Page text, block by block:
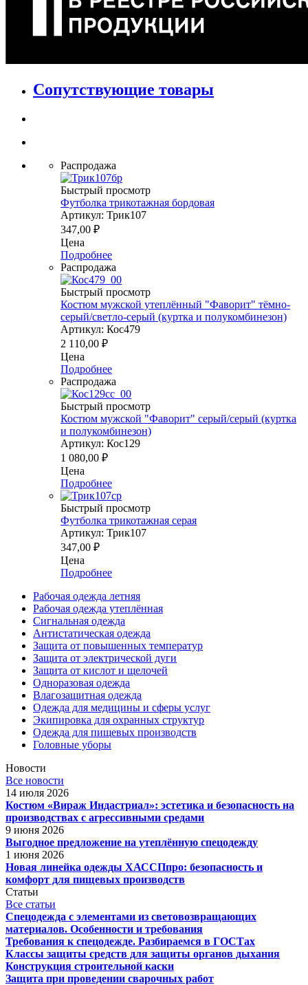
Сопутствующие товары
Распродажа
Быстрый просмотр
Футболка трикотажная бордовая
Артикул: Трик107
347,00 ₽
Цена
Подробнее
Распродажа
Быстрый просмотр
Костюм мужской утеплённый "Фаворит" тёмно-
серый/светло-серый (куртка и полукомбинезон)
Артикул: Кос479
2 110,00 ₽
Цена
Подробнее
Распродажа
Быстрый просмотр
Костюм мужской "Фаворит" серый/серый (куртка
и полукомбинезон)
Артикул: Кос129
1 080,00 ₽
Цена
Подробнее
Быстрый просмотр
Футболка трикотажная серая
Артикул: Трик107
347,00 ₽
Цена
Подробнее
Рабочая одежда летняя
Рабочая одежда утеплённая
Сигнальная одежда
Антистатическая одежда
Защита от повышенных температур
Защита от электрической дуги
Защита от кислот и щелочей
Одноразовая одежда
Влагозащитная одежда
Одежда для медицины и сферы услуг
Экипировка для охранных структур
Одежда для пищевых производств
Головные уборы
Новости
Все новости
14 июля 2026
Костюм «Вираж Индастриал»: эстетика и безопасность на
производствах с агрессивными средами
9 июня 2026
Выгодное предложение на утеплённую спецодежду
1 июня 2026
Новая линейка одежды ХАССПпро: безопасность и
комфорт для пищевых производств
Статьи
Все статьи
Спецодежда с элементами из световозвращающих
материалов. Особенности и требования
Требования к спецодежде. Разбираемся в ГОСТах
Классы защиты средств для защиты органов дыхания
Конструкция строительной каски
Защита при проведении сварочных работ